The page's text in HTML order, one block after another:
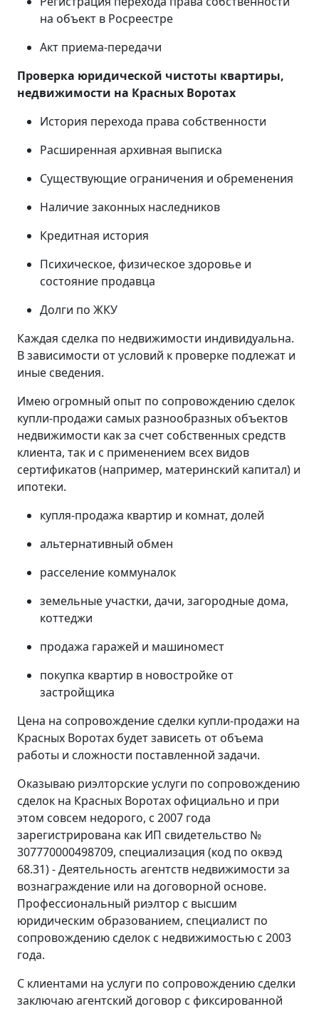
на объект в Росреестре
Акт приема-передачи
Проверка юридической чистоты квартиры,
недвижимости на Красных Воротах
История перехода права собственности
Расширенная архивная выписка
Существующие ограничения и обременения
Наличие законных наследников
Кредитная история
Психическое, физическое здоровье и
состояние продавца
Долги по ЖКУ
Каждая сделка по недвижимости индивидуальна.
В зависимости от условий к проверке подлежат и
иные сведения.
Имею огромный опыт по сопровождению сделок
купли-продажи самых разнообразных объектов
недвижимости как за счет собственных средств
клиента, так и с применением всех видов
сертификатов (например, материнский капитал) и
ипотеки.
купля-продажа квартир и комнат, долей
альтернативный обмен
расселение коммуналок
земельные участки, дачи, загородные дома,
коттеджи
продажа гаражей и машиномест
покупка квартир в новостройке от
застройщика
Цена на сопровождение сделки купли-продажи на
Красных Воротах будет зависеть от объема
работы и сложности поставленной задачи.
Оказываю риэлторские услуги по сопровождению
сделок на Красных Воротах официально и при
этом совсем недорого, с 2007 года
зарегистрирована как ИП свидетельство №
307770000498709, специализация (код по оквэд
68.31) - Деятельность агентств недвижимости за
вознаграждение или на договорной основе.
Профессиональный риэлтор с высшим
юридическим образованием, специалист по
сопровождению сделок с недвижимостью с 2003
года.
С клиентами на услуги по сопровождению сделки
заключаю агентский договор с фиксированной